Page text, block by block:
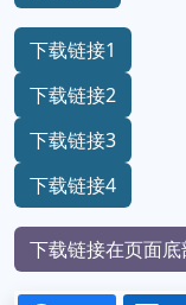
下载链接1
下载链接2
下载链接3
下载链接4
下载链接在页面底